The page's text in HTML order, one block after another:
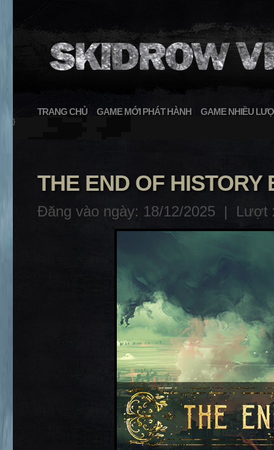
TRANG CHỦ GAME MỚI PHÁT HÀNH GAME NHIỀU
}
THE END OF HISTORY
Đăng vào ngày: 18/12/2025 | Lượt